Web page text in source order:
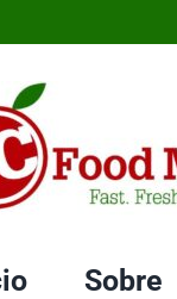
Sobre